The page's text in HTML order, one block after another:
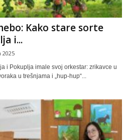
Kako stare sorte
i...
2025
i Pokuplja imale svoj orkestar: zrikavce u
u trešnjama i „hup-hup“...